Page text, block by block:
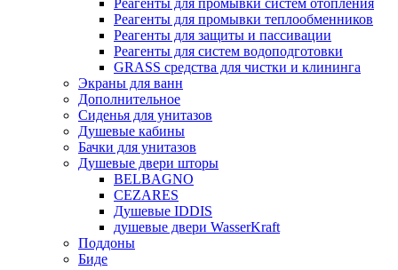
Реагенты для промывки систем отопления
Реагенты для промывки теплообменников
Реагенты для защиты и пассивации
Реагенты для систем водоподготовки
GRASS средства для чистки и клининга
Экраны для ванн
Дополнительное
Сиденья для унитазов
Душевые кабины
Бачки для унитазов
Душевые двери шторы
BELBAGNO
CEZARES
Душевые IDDIS
душевые двери WasserKraft
Поддоны
Биде